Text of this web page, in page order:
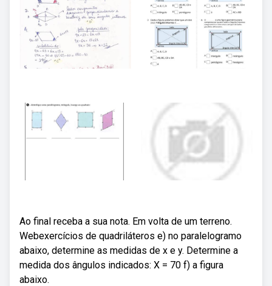
Ao final receba a sua nota. Em volta de um terreno.
Webexercícios de quadriláteros e) no paralelogramo
abaixo, determine as medidas de x e y. Determine a
medida dos ângulos indicados: X = 70 f) a figura
abaixo.